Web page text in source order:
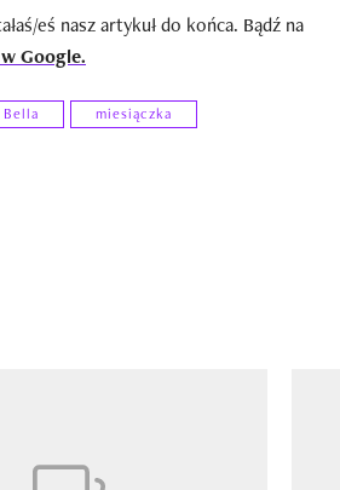
eś nasz artykuł do końca. Bądź na
Google.
Bella miesiączka